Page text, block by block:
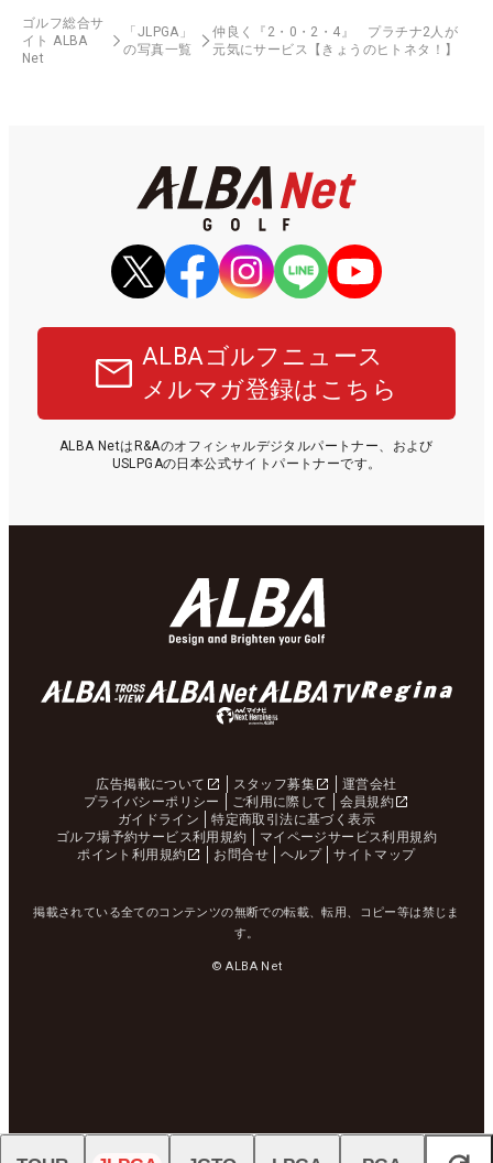
ゴルフ総合サ
イト ALBA
Net
「JLPGA」
の写真一覧
仲良く『2・0・2・4』 プラチナ2人が
元気にサービス【きょうのヒトネタ！】
ALBAゴルフニュース
メルマガ登録はこちら
ALBA NetはR&Aのオフィシャルデジタルパートナー、および
USLPGAの日本公式サイトパートナーです。
広告掲載について スタッフ募集
運営会社
プライバシーポリシー
ご利用に際して
会員規約
ガイドライン
特定商取引法に基づく表示
ゴルフ場予約サービス利用規約
マイページサービス利用規約
ポイント利用規約
お問合せ ヘルプ サイトマップ
掲載されている全てのコンテンツの無断での転載、転用、コピー等は禁じま
す。
© ALBA Net